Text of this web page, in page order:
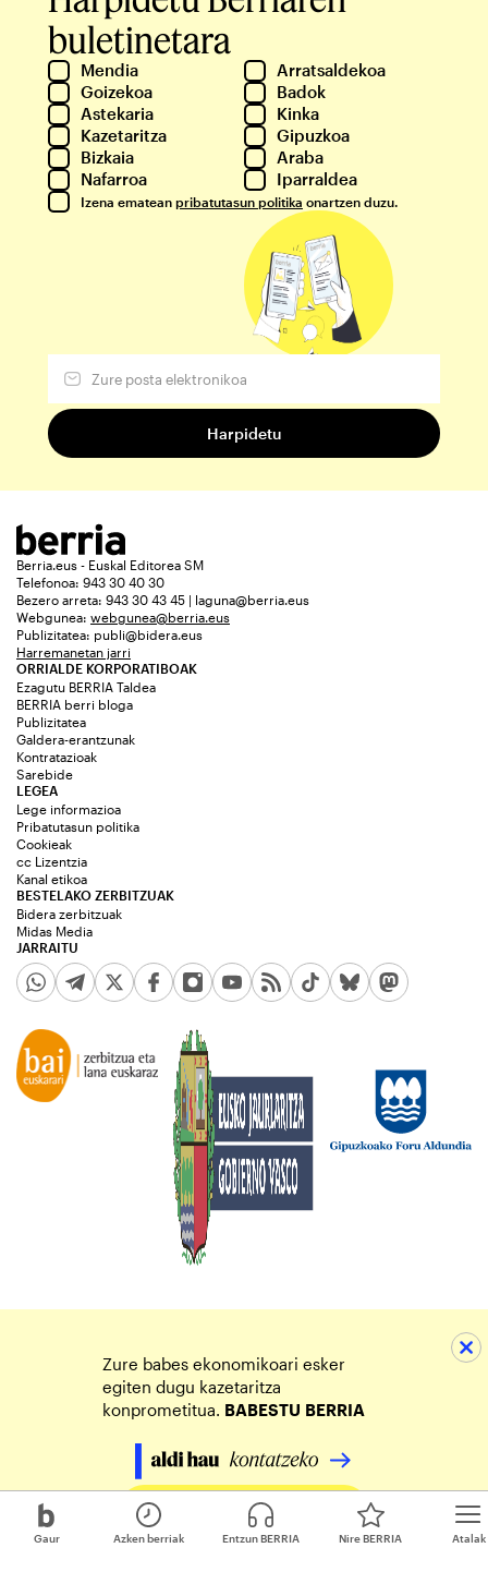
Gaur Atalak
Azken berriak Entzun BERRIA Nire BERRIA
buletinetara
Mendia
Arratsaldekoa
Goizekoa
Badok
Astekaria
Kinka
Kazetaritza
Gipuzkoa
Bizkaia
Araba
Nafarroa
Iparraldea
Izena ematean pribatutasun politika onartzen duzu.
Berria.eus - Euskal Editorea SM
Telefonoa: 943 30 40 30
Bezero arreta: 943 30 43 45 | laguna@berria.eus
Webgunea: webgunea@berria.eus
Publizitatea: publi@bidera.eus
Harremanetan jarri
ORRIALDE KORPORATIBOAK
Ezagutu BERRIA Taldea
BERRIA berri bloga
Publizitatea
Galdera-erantzunak
Kontratazioak
Sarebide
JARRAITU
LEGEA
Lege informazioa
Pribatutasun politika
Cookieak
cc Lizentzia
Kanal etikoa
BESTELAKO ZERBITZUAK
Bidera zerbitzuak
Midas Media
Zure babes ekonomikoari esker
egiten dugu kazetaritza
konprometitua. BABESTU BERRIA
Egin zure ekarpena